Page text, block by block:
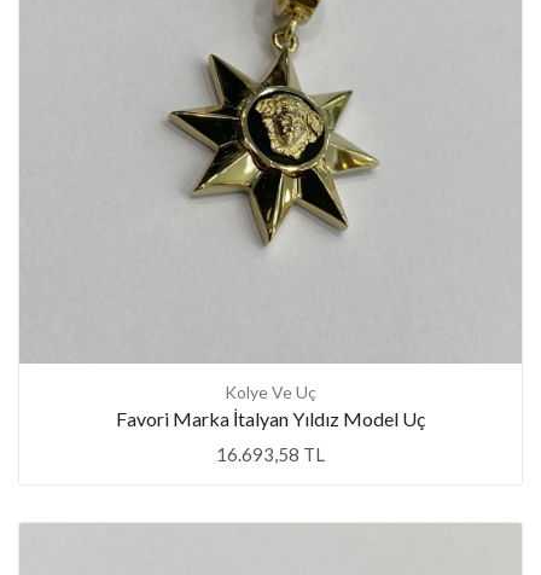
Kolye Ve Uç
Favori Marka İtalyan Yıldız Model Uç
16.693,58 TL